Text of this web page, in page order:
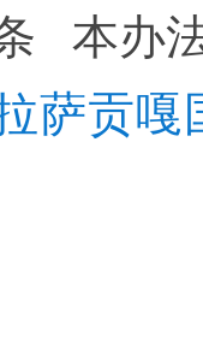
本办
萨贡